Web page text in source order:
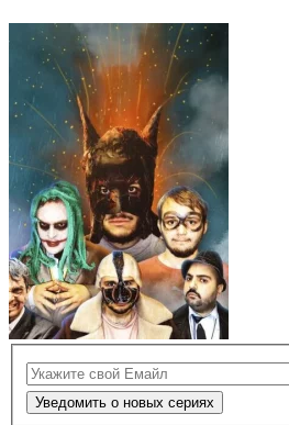
Уведомить о новых сериях